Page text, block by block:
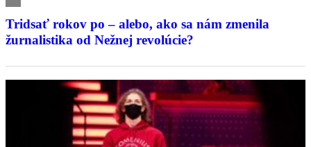
Tridsať rokov po – alebo, ako sa nám zmenila
žurnalistika od Nežnej revolúcie?